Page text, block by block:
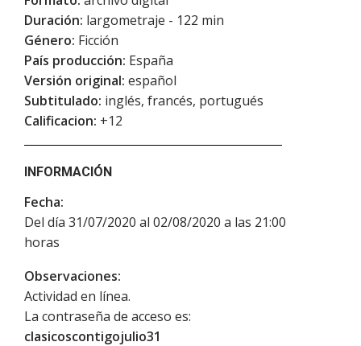
Duración: largometraje - 122 min
Género: Ficción
País producción: España
Versión original: español
Subtitulado: inglés, francés, portugués
Calificacion: +12
INFORMACIÓN
Fecha:
Del día 31/07/2020 al 02/08/2020 a las 21:00
horas
Observaciones:
Actividad en línea.
La contraseña de acceso es:
clasicoscontigojulio31